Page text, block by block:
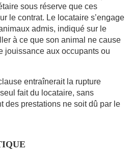
sous réserve que ces
le contrat. Le locataire s’engage
admis, indiqué sur le
à ce que son animal ne cause
jouissance aux occupants ou
entraînerait la rupture
fait du locataire, sans
des prestations ne soit dû par le